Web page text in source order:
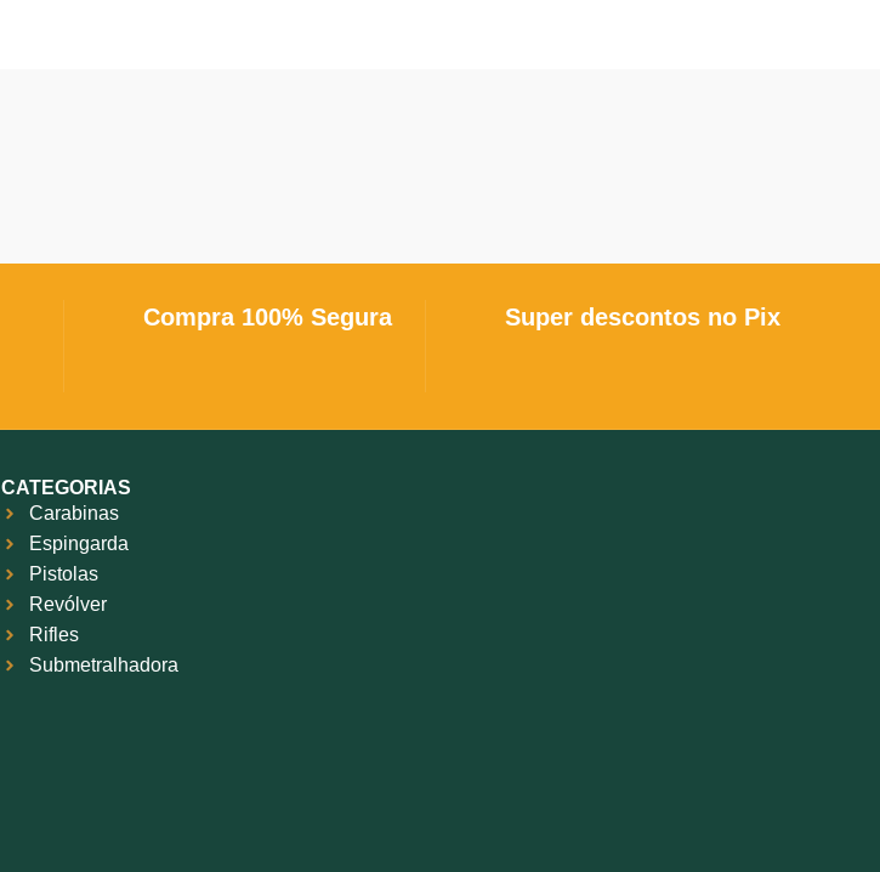
Compra 100% Segura Super descontos no Pix
CATEGORIAS
Carabinas
Espingarda
Pistolas
Revólver
Rifles
Submetralhadora